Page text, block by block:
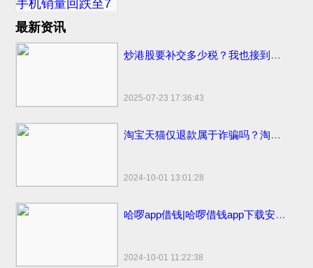
最新资讯
炒港股要补交多少税？我也接到催交补税特别行动的电话了
2025-07-23 17:36:43
淘宝天猫仅退款属于诈骗吗？淘宝天猫开始部分取消仅退款
2024-10-01 13:01:28
哈啰app借钱|哈啰借钱app下载安装免费小小上当和电话骚扰
2024-10-01 11:22:38